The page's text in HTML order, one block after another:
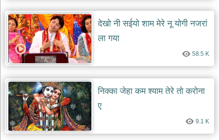
देखो नी सईयो शाम मेरे नू योगी नजरां
ला गया
58.5 K
निक्का जेहा कम श्याम तेरे तो करोना
ए
9.1 K